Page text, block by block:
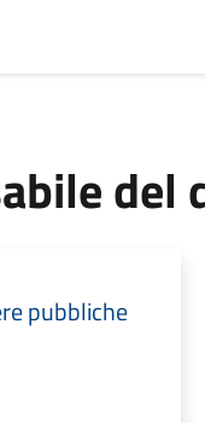
del
pubbliche